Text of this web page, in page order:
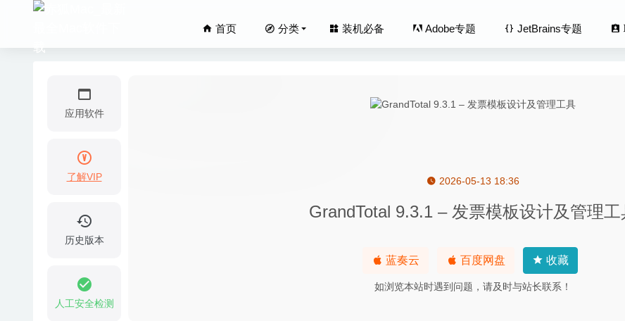
首页 分类 装机必备 Adobe专题 JetBrains专题
应用软件
了解VIP
历史版本
人工安全检测
2026-05-13 18:36
GrandTotal 9.3.1 – 发票模板设计及管理工
蓝奏云 百度网盘 收藏
如浏览本站时遇到问题，请及时与站长联系！
Tank Mechanic Simulator(坦克机师模拟器) 1.5.5 中文版-有趣的硬核坦克
Adobe Bridge 2020 10.0.4 中文版-多媒体文件组织管理工具 2020-06-13
Dynaper – Dynamic Wallpapers 1.5.6 中文版 – 支持创建全天变化的动态